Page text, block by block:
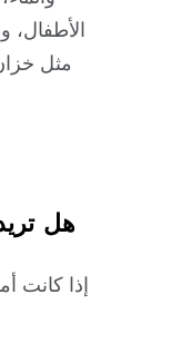
الأطفال،
مثل
هل
إذا كانت